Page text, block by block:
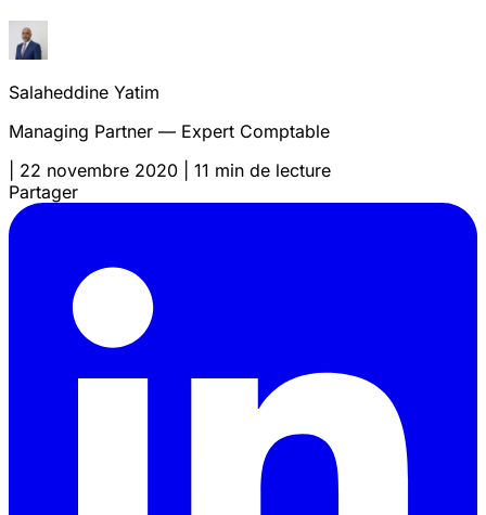
Salaheddine Yatim
Managing Partner — Expert Comptable
22 novembre 2020
11 min de lecture
Partager